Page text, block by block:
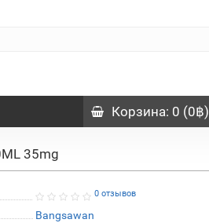
Корзина: 0 (0฿)
35mg
0 отзывов
Bangsawan